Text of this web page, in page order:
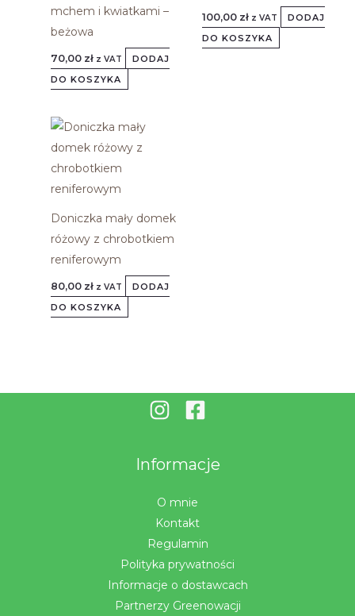
mchem i kwiatkami –
beżowa
70,00 zł z VAT
DODAJ
DO KOSZYKA
100,00 zł z VAT
DODAJ
DO KOSZYKA
Doniczka mały domek
różowy z chrobotkiem
reniferowym
80,00 zł z VAT
DODAJ
DO KOSZYKA
Informacje
O mnie
Kontakt
Regulamin
Polityka prywatności
Informacje o dostawcach
Partnerzy Greenowacji